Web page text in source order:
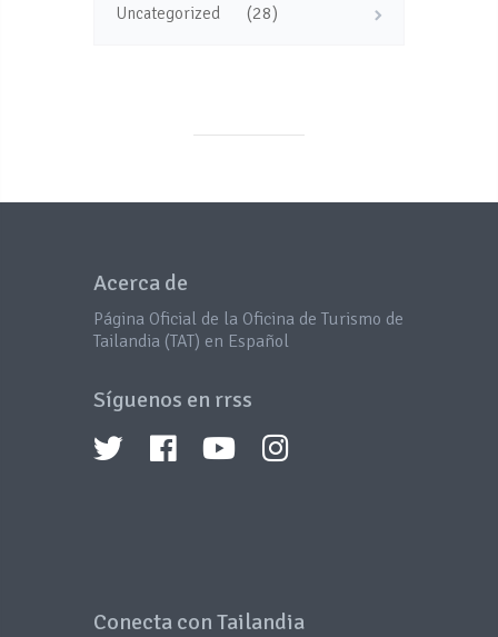
Uncategorized (28)
Acerca de
Página Oficial de la Oficina de Turismo de
Tailandia (TAT) en Español
Síguenos en rrss
Conecta con Tailandia